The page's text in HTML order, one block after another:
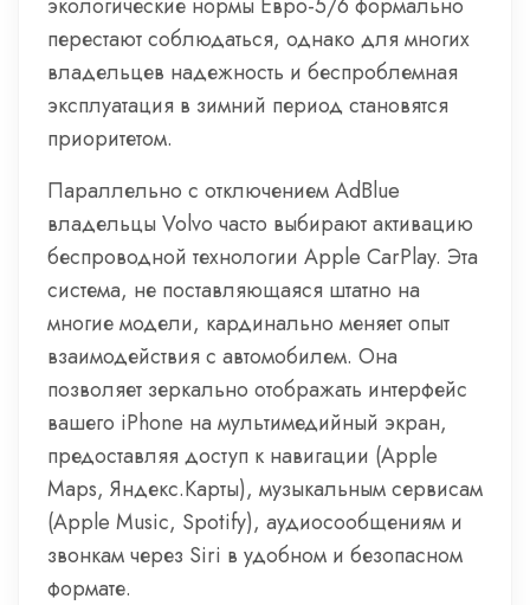
перестают соблюдаться, однако для многих
владельцев надежность и беспроблемная
эксплуатация в зимний период становятся
приоритетом.
Параллельно с отключением AdBlue
владельцы Volvo часто выбирают активацию
беспроводной технологии Apple CarPlay. Эта
система, не поставляющаяся штатно на
многие модели, кардинально меняет опыт
взаимодействия с автомобилем. Она
позволяет зеркально отображать интерфейс
вашего iPhone на мультимедийный экран,
предоставляя доступ к навигации (Apple
Maps, Яндекс.Карты), музыкальным сервисам
(Apple Music, Spotify), аудиосообщениям и
звонкам через Siri в удобном и безопасном
формате.